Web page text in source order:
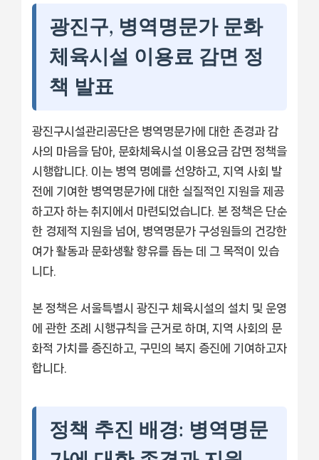
광진구, 병역명문가 문화
체육시설 이용료 감면 정
책 발표
광진구시설관리공단은 병역명문가에 대한 존경과 감
사의 마음을 담아, 문화체육시설 이용요금 감면 정책을
시행합니다. 이는 병역 명예를 선양하고, 지역 사회 발
전에 기여한 병역명문가에 대한 실질적인 지원을 제공
하고자 하는 취지에서 마련되었습니다. 본 정책은 단순
한 경제적 지원을 넘어, 병역명문가 구성원들의 건강한
여가 활동과 문화생활 향유를 돕는 데 그 목적이 있습
니다.
본 정책은 서울특별시 광진구 체육시설의 설치 및 운영
에 관한 조례 시행규칙을 근거로 하며, 지역 사회의 문
화적 가치를 증진하고, 구민의 복지 증진에 기여하고자
합니다.
정책 추진 배경: 병역명문